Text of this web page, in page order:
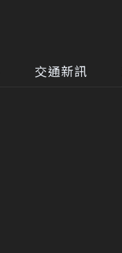
交通新訊